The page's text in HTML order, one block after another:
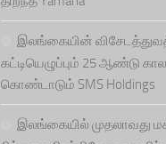
இலங்கையின்
கட்டியெழுப்பும் 25 ஆண்டு
கொண்டாடும் SMS Holdings
இலங்கையில் முதலாவது